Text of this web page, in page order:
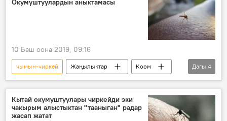
Окумуштуулардын аныктамасы
10 Баш оона 2019, 09:16
чымын-чиркей Жаңылыктар
Коом
Дүйнөдө
Басма сөзгө баяндама
кан
адам
Дагы 4
Кытай окумуштуулары чиркейди эки
чакырым алыстыктан "тааныган" радар
жасап жатат